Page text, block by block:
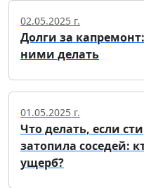
02.05.2025 г.
Долги за
ними делать
01.05.2025 г.
Что делать, если
затопила соседей:
ущерб?